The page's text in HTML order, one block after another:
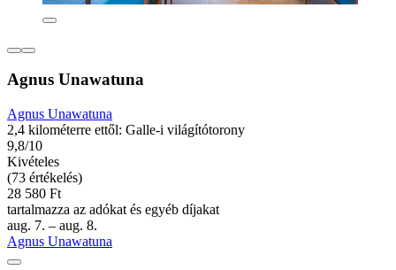
Agnus Unawatuna
Agnus Unawatuna
2,4 kilométerre ettől: Galle-i világítótorony
9,8/10
Kivételes
(73 értékelés)
28 580 Ft
tartalmazza az adókat és egyéb díjakat
aug. 7. – aug. 8.
Agnus Unawatuna